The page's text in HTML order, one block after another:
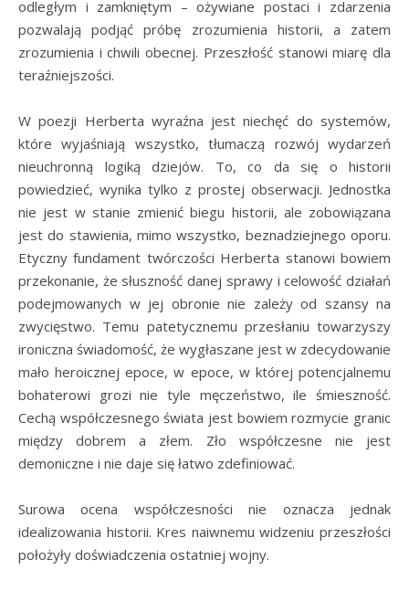
odległym i zamkniętym – ożywiane postaci i zdarzenia
pozwalają podjąć próbę zrozumienia historii, a zatem
zrozumienia i chwili obecnej. Przeszłość stanowi miarę dla
teraźniejszości.
W poezji Herberta wyraźna jest niechęć do systemów,
które wyjaśniają wszystko, tłumaczą rozwój wydarzeń
nieuchronną logiką dziejów. To, co da się o historii
powiedzieć, wynika tylko z prostej obserwacji. Jednostka
nie jest w stanie zmienić biegu historii, ale zobowiązana
jest do stawienia, mimo wszystko, beznadziejnego oporu.
Etyczny fundament twórczości Herberta stanowi bowiem
przekonanie, że słuszność danej sprawy i celowość działań
podejmowanych w jej obronie nie zależy od szansy na
zwycięstwo. Temu patetycznemu przesłaniu towarzyszy
ironiczna świadomość, że wygłaszane jest w zdecydowanie
mało heroicznej epoce, w epoce, w której potencjalnemu
bohaterowi grozi nie tyle męczeństwo, ile śmieszność.
Cechą współczesnego świata jest bowiem rozmycie granic
między dobrem a złem. Zło współczesne nie jest
demoniczne i nie daje się łatwo zdefiniować.
Surowa ocena współczesności nie oznacza jednak
idealizowania historii. Kres naiwnemu widzeniu przeszłości
położyły doświadczenia ostatniej wojny.